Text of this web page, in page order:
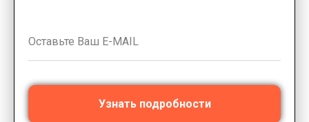
Узнать подробности